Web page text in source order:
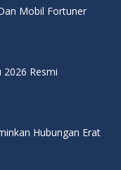
Mobil Fortuner
Resmi
Hubungan Erat